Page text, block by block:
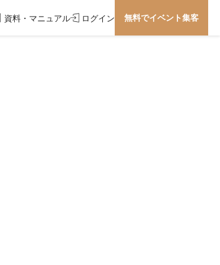
資料・マニュアル ログイン 無料でイベント集客